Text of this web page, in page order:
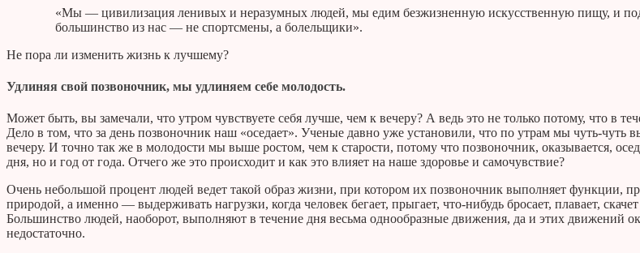
«Мы — цивилизация ленивых и неразумных людей, мы едим безжизненную искусственную пищу, и
большинство из нас — не спортсмены, а болельщики».
Не пора ли изменить жизнь к лучшему?
Удлиняя свой позвоночник, мы удлиняем себе молодость.
Может быть, вы замечали, что утром чувствуете себя лучше, чем к вечеру? А ведь это не только потому, что в
Дело в том, что за день позвоночник наш «оседает». Ученые давно уже установили, что по утрам мы чуть-чуть
вечеру. И точно так же в молодости мы выше ростом, чем к старости, потому что позвоночник, оказывается,
дня, но и год от года. Отчего же это происходит и как это влияет на наше здоровье и самочувствие?
Очень небольшой процент людей ведет такой образ жизни, при котором их позвоночник выполняет функции,
природой, а именно — выдерживать нагрузки, когда человек бегает, прыгает, что-нибудь бросает, плавает,
Большинство людей, наоборот, выполняют в течение дня весьма однообразные движения, да и этих движений
недостаточно.